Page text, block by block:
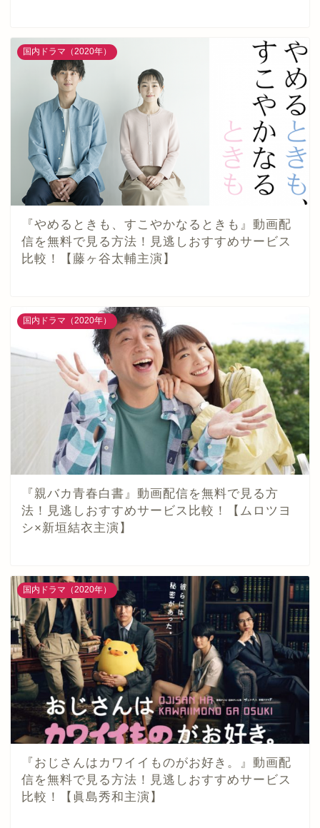
国内ドラマ（2020年）
『やめるときも、すこやかなるときも』動画配
信を無料で見る方法！見逃しおすすめサービス
比較！【藤ヶ谷太輔主演】
国内ドラマ（2020年）
『親バカ青春白書』動画配信を無料で見る方
法！見逃しおすすめサービス比較！【ムロツヨ
シ×新垣結衣主演】
国内ドラマ（2020年）
『おじさんはカワイイものがお好き。』動画配
信を無料で見る方法！見逃しおすすめサービス
比較！【眞島秀和主演】